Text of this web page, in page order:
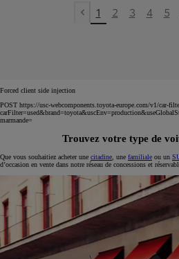
Previous page
1 2 3 4 5
Forced client side injection
POST https://usc-webcomponents.toyota-europe.com/v1/car-
marmande=
Trouvez votre type de
Que vous souhaitiez acheter une citadine , une familiale ou un
d’occasion en vente dans notre réseau de concessions et